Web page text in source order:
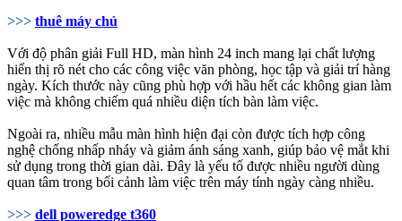
>>> thuê máy chủ
Với độ phân giải Full HD, màn hình 24 inch mang lại chất lượng
hiển thị rõ nét cho các công việc văn phòng, học tập và giải trí hàng
ngày. Kích thước này cũng phù hợp với hầu hết các không gian làm
việc mà không chiếm quá nhiều diện tích bàn làm việc.
Ngoài ra, nhiều mẫu màn hình hiện đại còn được tích hợp công
nghệ chống nhấp nháy và giảm ánh sáng xanh, giúp bảo vệ mắt khi
sử dụng trong thời gian dài. Đây là yếu tố được nhiều người dùng
quan tâm trong bối cảnh làm việc trên máy tính ngày càng nhiều.
>>> dell poweredge t360